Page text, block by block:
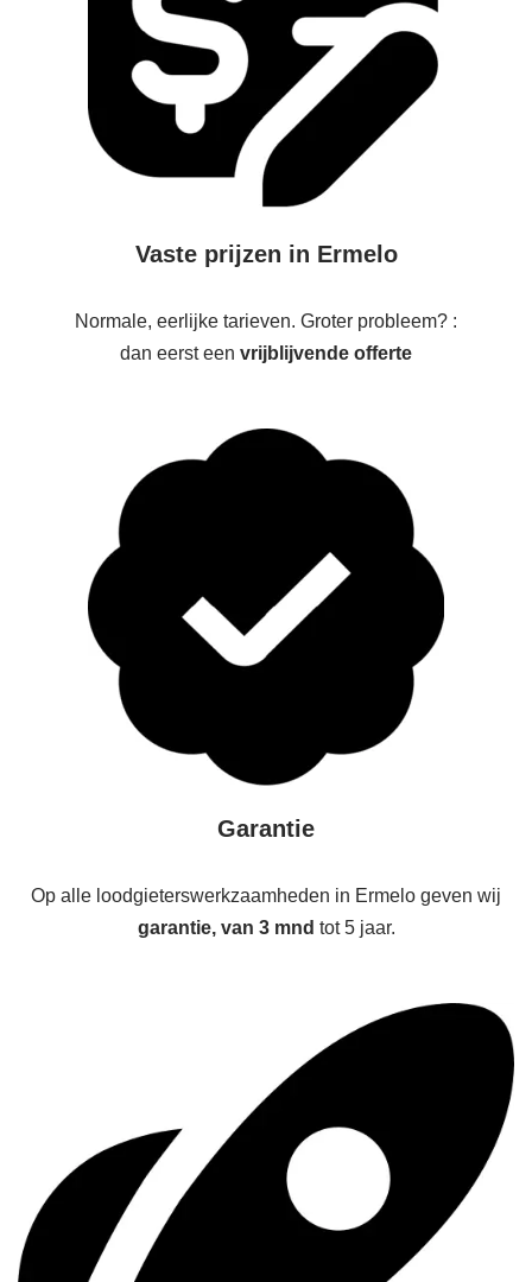
Vaste prijzen in Ermelo
Normale, eerlijke tarieven. Groter probleem? :
dan eerst een vrijblijvende offerte
Garantie
Op alle loodgieterswerkzaamheden in Ermelo geven wij
garantie, van 3 mnd tot 5 jaar.